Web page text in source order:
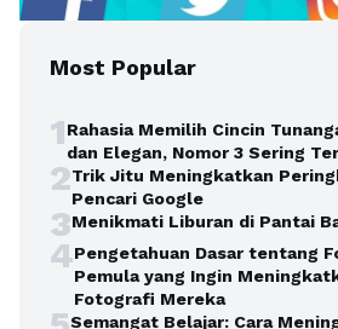
Most Popular
1Rahasia Memilih Cincin
dan Elegan, Nomor 3 Sering
2Trik Jitu Meningkatkan
Pencari Google
3Menikmati Liburan di Pantai
4Pengetahuan Dasar tentang
Pemula yang Ingin
Fotografi Mereka
Semangat Belajar: Cara